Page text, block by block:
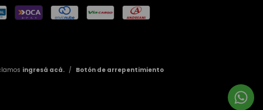
ingresá acá. / Botón de arrepentimiento